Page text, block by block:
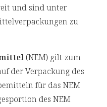
und sind unter
zu
(NEM) gilt zum
der Verpackung des
für das NEM
des NEM